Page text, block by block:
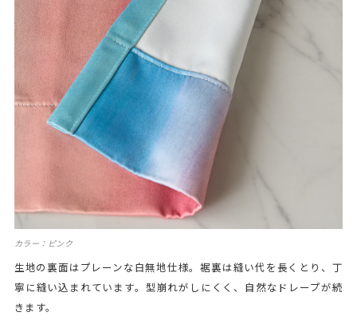
カラー：ピンク
生地の裏面はプレーンな白無地仕様。裾裏は縫い代を長くとり、丁
寧に縫い込まれています。型崩れがしにくく、自然なドレープが続
きます。